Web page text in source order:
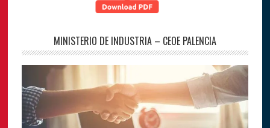
MINISTERIO DE INDUSTRIA – CEOE PALENCIA